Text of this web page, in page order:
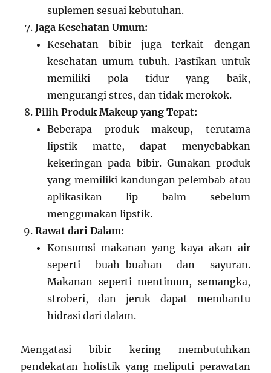
suplemen sesuai kebutuhan.
Jaga Kesehatan Umum:
Kesehatan bibir juga terkait dengan
kesehatan umum tubuh. Pastikan untuk
memiliki pola tidur yang baik,
mengurangi stres, dan tidak merokok.
Pilih Produk Makeup yang Tepat:
Beberapa produk makeup, terutama
lipstik matte, dapat menyebabkan
kekeringan pada bibir. Gunakan produk
yang memiliki kandungan pelembab atau
aplikasikan lip balm sebelum
menggunakan lipstik.
Rawat dari Dalam:
Konsumsi makanan yang kaya akan air
seperti buah-buahan dan sayuran.
Makanan seperti mentimun, semangka,
stroberi, dan jeruk dapat membantu
hidrasi dari dalam.
Mengatasi bibir kering membutuhkan
pendekatan holistik yang meliputi perawatan